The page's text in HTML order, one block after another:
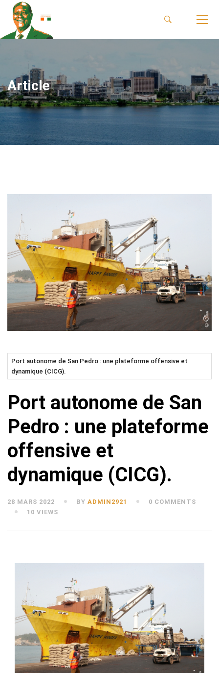
Article
Port autonome de San Pedro : une plateforme offensive et
dynamique (CICG).
Port autonome de San
Pedro : une plateforme
offensive et
dynamique (CICG).
28 MARS 2022 BY ADMIN2921
0 COMMENTS
10 VIEWS